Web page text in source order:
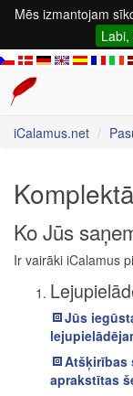
Mēs izmantojam
iCalamus.net
Ko Jūs
Ir vairāki iCalamus
Jūs
Atšķirības
aprakstītas